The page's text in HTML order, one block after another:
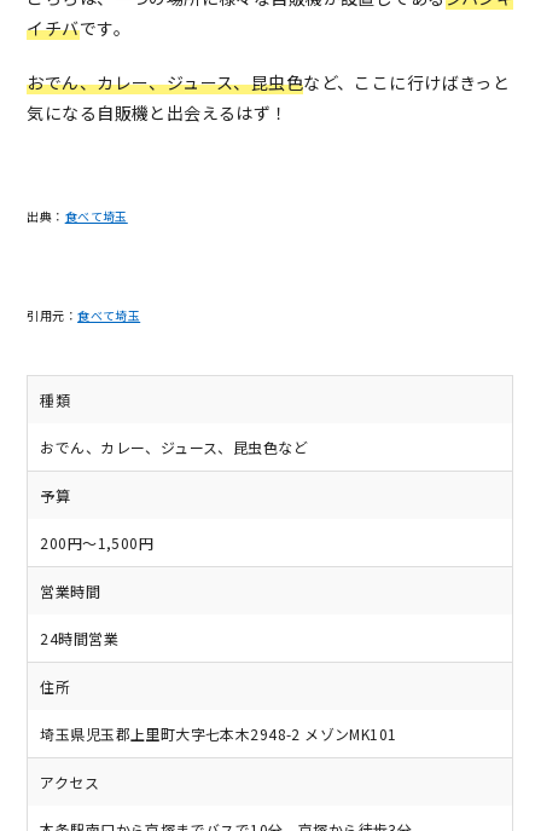
イチバです。
おでん、カレー、ジュース、昆虫色など、ここに行けばきっと
気になる自販機と出会えるはず！
出典： 食べて埼玉
引用元：食べて埼玉
種類
おでん、カレー、ジュース、昆虫色など
予算
200円～1,500円
営業時間
24時間営業
住所
埼玉県児玉郡上里町大字七本木2948-2 メゾンMK101
アクセス